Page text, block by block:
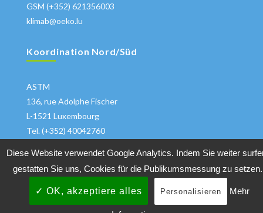
GSM (+352) 621356003
klimab@oeko.lu
Koordination Nord/Süd
ASTM
136, rue Adolphe Fischer
L-1521 Luxembourg
Tel. (+352) 40042760
Copyrights 2018 All Rights ReservedKlimabuendnis|
Diese Website verwendet Google Analytics. Indem Sie weiter
gestatten Sie uns, Cookies für die Publikumsmessung zu setzen.
✓ OK, akzeptiere alles Personalisieren Mehr